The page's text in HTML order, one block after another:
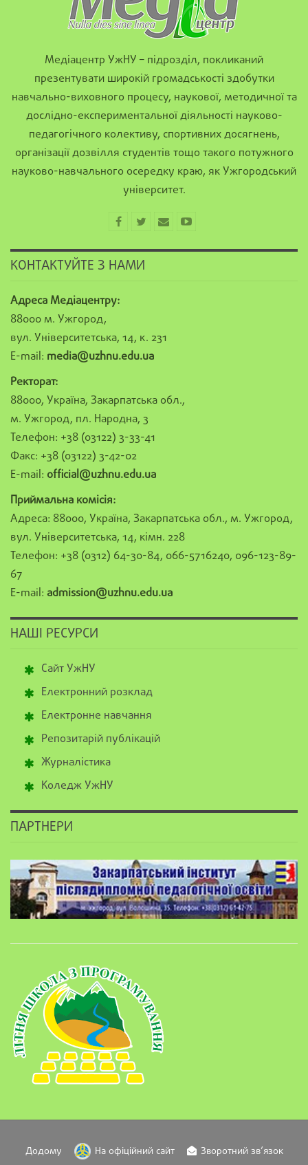
Медіацентр УжНУ – підрозділ, покликаний
презентувати широкій громадськості здобутки
навчально-виховного процесу, наукової, методичної та
дослідно-експериментальної діяльності науково-
педагогічного колективу, спортивних досягнень,
організації дозвілля студентів тощо такого потужного
науково-навчального осередку краю, як Ужгородський
університет.
КОНТАКТУЙТЕ З НАМИ
Адреса Медіацентру:
88000 м. Ужгород,
вул. Університетська, 14, к. 231
E-mail: media@uzhnu.edu.ua
Ректорат:
88000, Україна, Закарпатська обл.,
м. Ужгород, пл. Народна, 3
Телефон: +38 (03122) 3-33-41
Факс: +38 (03122) 3-42-02
E-mail: official@uzhnu.edu.ua
Приймальна комісія:
Адреса: 88000, Україна, Закарпатська обл., м. Ужгород,
вул. Університетська, 14, кімн. 228
Телефон: +38 (0312) 64-30-84, 066-5716240, 096-123-89-
67
E-mail: admission@uzhnu.edu.ua
НАШІ РЕСУРСИ
Сайт УжНУ
Електронний розклад
Електронне навчання
Репозитарій публікацій
Журналістика
Коледж УжНУ
ПАРТНЕРИ
Додому На офіційний сайт Зворотний зв’язок